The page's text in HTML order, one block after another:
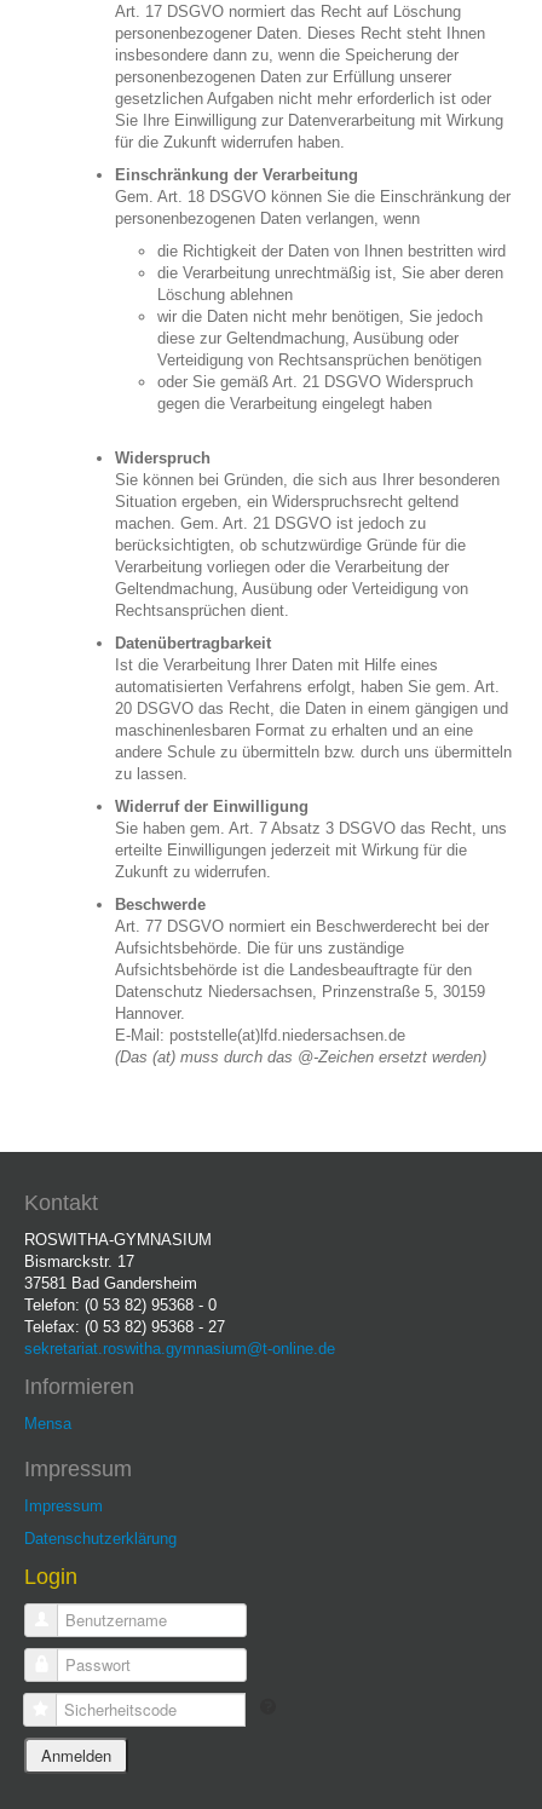
Art. 17 DSGVO normiert das Recht auf Löschung
personenbezogener Daten. Dieses Recht steht Ihnen
insbesondere dann zu, wenn die Speicherung der
personenbezogenen Daten zur Erfüllung unserer
gesetzlichen Aufgaben nicht mehr erforderlich ist oder
Sie Ihre Einwilligung zur Datenverarbeitung mit Wirkung
für die Zukunft widerrufen haben.
Einschränkung der Verarbeitung
Gem. Art. 18 DSGVO können Sie die Einschränkung der
personenbezogenen Daten verlangen, wenn
die Richtigkeit der Daten von Ihnen bestritten wird
die Verarbeitung unrechtmäßig ist, Sie aber deren
Löschung ablehnen
wir die Daten nicht mehr benötigen, Sie jedoch
diese zur Geltendmachung, Ausübung oder
Verteidigung von Rechtsansprüchen benötigen
oder Sie gemäß Art. 21 DSGVO Widerspruch
gegen die Verarbeitung eingelegt haben
Widerspruch
Sie können bei Gründen, die sich aus Ihrer besonderen
Situation ergeben, ein Widerspruchsrecht geltend
machen. Gem. Art. 21 DSGVO ist jedoch zu
berücksichtigten, ob schutzwürdige Gründe für die
Verarbeitung vorliegen oder die Verarbeitung der
Geltendmachung, Ausübung oder Verteidigung von
Rechtsansprüchen dient.
Datenübertragbarkeit
Ist die Verarbeitung Ihrer Daten mit Hilfe eines
automatisierten Verfahrens erfolgt, haben Sie gem. Art.
20 DSGVO das Recht, die Daten in einem gängigen und
maschinenlesbaren Format zu erhalten und an eine
andere Schule zu übermitteln bzw. durch uns übermitteln
zu lassen.
Widerruf der Einwilligung
Sie haben gem. Art. 7 Absatz 3 DSGVO das Recht, uns
erteilte Einwilligungen jederzeit mit Wirkung für die
Zukunft zu widerrufen.
Beschwerde
Art. 77 DSGVO normiert ein Beschwerderecht bei der
Aufsichtsbehörde. Die für uns zuständige
Aufsichtsbehörde ist die Landesbeauftragte für den
Datenschutz Niedersachsen, Prinzenstraße 5, 30159
Hannover.
E-Mail: poststelle(at)lfd.niedersachsen.de
(Das (at) muss durch das @-Zeichen ersetzt werden)
Kontakt
ROSWITHA-GYMNASIUM
Bismarckstr. 17
37581 Bad Gandersheim
Telefon: (0 53 82) 95368 - 0
Telefax: (0 53 82) 95368 - 27
sekretariat.roswitha.gymnasium@t-online.de
Informieren
Mensa
Impressum
Impressum
Datenschutzerklärung
Login
Benutzername
Passwort
Sicherheitscode
Anmelden